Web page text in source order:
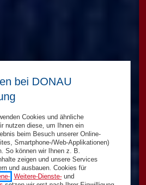
bei DONAU
Cookies und ähnliche
nutzen diese, um Ihnen ein
beim Besuch unserer Online-
Smartphone-/Web-Applikationen)
So können wir Ihnen z. B.
zeigen und unsere Services
und ausbauen. Cookies für
, Weitere-Dienste-und